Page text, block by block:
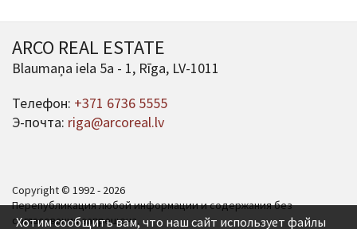
ARCO REAL ESTATE
Blaumaņa iela 5a - 1, Rīga, LV-1011
Телефон: +371 6736 5555
Э-почта: riga@arcoreal.lv
Copyright © 1992 - 2026
Перепубликация любой информации и содержания без
согласования запрещена.
Хотим сообщить вам, что наш сайт использует файлы